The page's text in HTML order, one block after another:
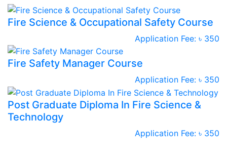
Fire Science & Occupational Safety Course
Application Fee: ৳ 350
Fire Safety Manager Course
Application Fee: ৳ 350
Post Graduate Diploma In Fire Science &
Technology
Application Fee: ৳ 350